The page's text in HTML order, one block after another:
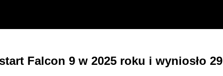
Falcon 9 w 2025 roku i wyniosło 29